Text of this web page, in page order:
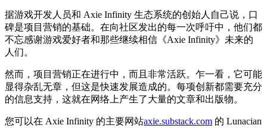
据游戏开发人员和 Axie Infinity 生态系统的创始人自己说，口
碑是项目营销的基础。在向社区发出的每一次呼吁中，他们都
不忘感谢游戏爱好者和那些继续相信《Axie Infinity》未来的
人们。
然而，项目营销正在进行中，而且非常活跃。乍一看，它可能
显得杂乱无章，但这是快速发展造成的。每项创新都需要充分
的信息支持，这就在网络上产生了大量的文章和出版物。
您可以在 Axie Infinity 的主要网站axie.substack.com 的 Lunacian